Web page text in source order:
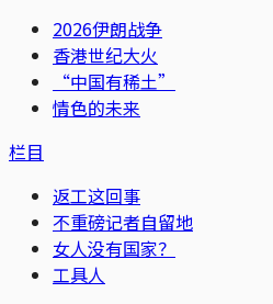
2026伊朗战争
香港世纪大火
“中国有稀土”
情色的未来
栏目
返工这回事
不重磅记者自留地
女人没有国家？
工具人